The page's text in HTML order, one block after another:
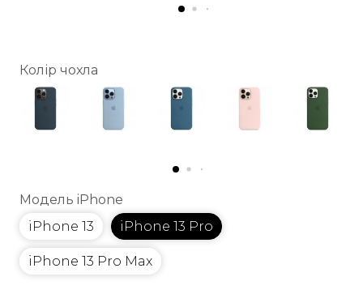
Колір чохла
Модель iPhone
iPhone 13
iPhone 13 Pro
iPhone 13 Pro Max